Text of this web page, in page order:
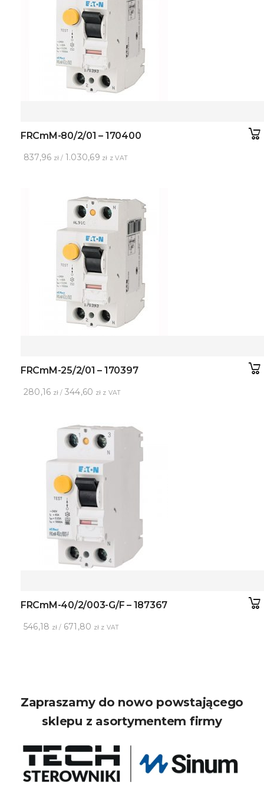
FRCmM-80/2/01 – 170400
837,96 zł / 1.030,69 zł z VAT
FRCmM-25/2/01 – 170397
280,16 zł / 344,60 zł z VAT
FRCmM-40/2/003-G/F – 187367
546,18 zł / 671,80 zł z VAT
Zapraszamy do nowo powstającego
sklepu z asortymentem firmy